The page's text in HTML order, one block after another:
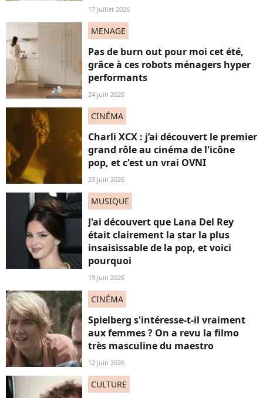
17 juillet 2026
MENAGE
Pas de burn out pour moi cet été,
grâce à ces robots ménagers hyper
performants
24 juin 2026
CINÉMA
Charli XCX : j’ai découvert le premier
grand rôle au cinéma de l'icône
pop, et c'est un vrai OVNI
23 juin 2026
MUSIQUE
J'ai découvert que Lana Del Rey
était clairement la star la plus
insaisissable de la pop, et voici
pourquoi
19 juin 2026
CINÉMA
Spielberg s'intéresse-t-il vraiment
aux femmes ? On a revu la filmo
très masculine du maestro
12 juin 2026
CULTURE